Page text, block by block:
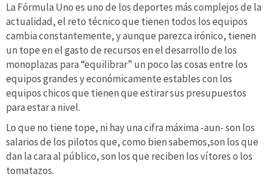
La Fórmula Uno es uno de los deportes más complejos de la
actualidad, el reto técnico que tienen todos los equipos
cambia constantemente, y aunque parezca irónico, tienen
un tope en el gasto de recursos en el desarrollo de los
monoplazas para “equilibrar” un poco las cosas entre los
equipos grandes y económicamente estables con los
equipos chicos que tienen que estirar sus presupuestos
para estar a nivel.
Lo que no tiene tope, ni hay una cifra máxima -aun- son los
salarios de los pilotos que, como bien sabemos,son los que
dan la cara al público, son los que reciben los vítores o los
tomatazos.